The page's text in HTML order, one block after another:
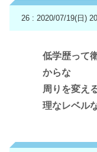
26 : 2020/07/19(日)
低学歴って
からな
周りを変え
理なレベル